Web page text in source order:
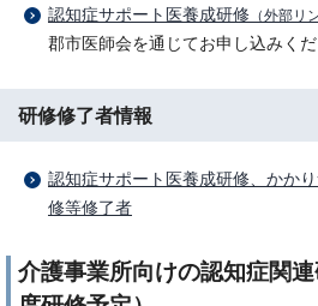
認知症サポート医養成研修 （外部リ
郡市医師会を通じてお申し込みくだ
研修修了者情報
認知症サポート医養成研修、かか
修等修了者
介護事業所向けの認知症関